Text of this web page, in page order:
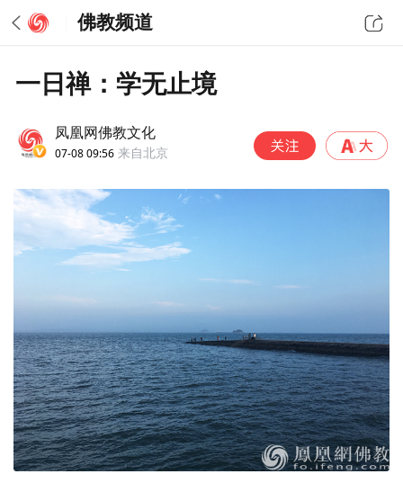
佛教频道
一日禅：学无止境
凤凰网佛教文化
07-08 09:56 来自北京